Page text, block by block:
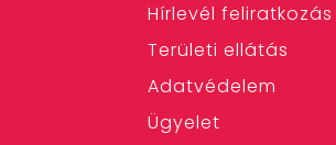
Hírlevél feliratkozás
Területi ellátás
Adatvédelem
Ügyelet